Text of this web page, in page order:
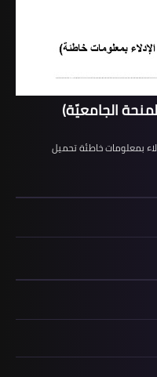
الجامعيّة)
بمعلومات خاطئة تحميل